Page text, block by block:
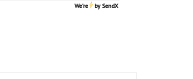
We're bySendX